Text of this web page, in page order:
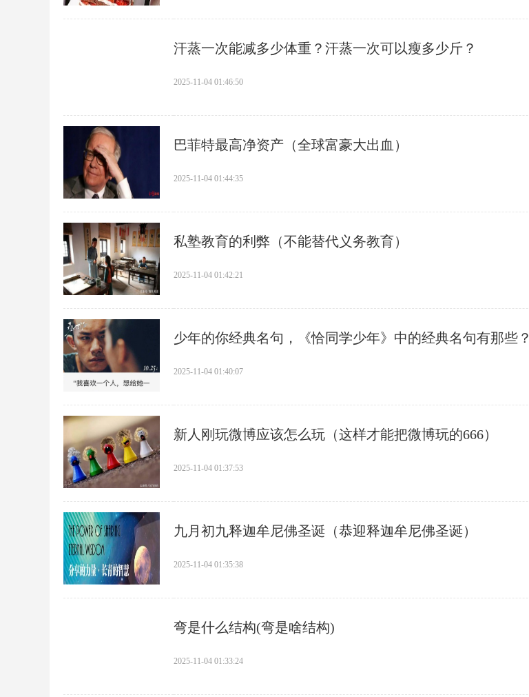
​汗蒸一次能减多少体重？汗蒸一次可以瘦多少斤？
2025-11-04 01:46:50
​巴菲特最高净资产（全球富豪大出血）
2025-11-04 01:44:35
​私塾教育的利弊（不能替代义务教育）
2025-11-04 01:42:21
​少年的你经典名句，《恰同学少年》中的经典名句有那些？
2025-11-04 01:40:07
​新人刚玩微博应该怎么玩（这样才能把微博玩的666）
2025-11-04 01:37:53
​九月初九释迦牟尼佛圣诞（恭迎释迦牟尼佛圣诞）
2025-11-04 01:35:38
​弯是什么结构(弯是啥结构)
2025-11-04 01:33:24